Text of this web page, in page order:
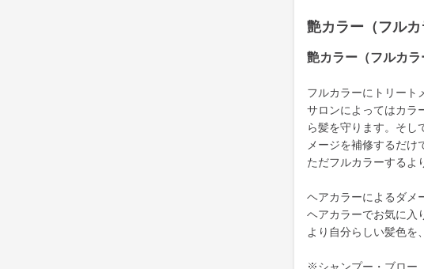
艶カラー（フル
艶カラー（フルカ
フルカラーにトリート
サロンによってはカラ
ら髪を守ります。そし
メージを補修するだけ
ただフルカラーするよ
ヘアカラーによるダメ
ヘアカラーでお気に入
より自分らしい髪色を